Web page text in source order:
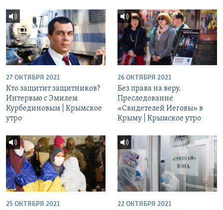
27 ОКТЯБРЯ 2021
Кто защитит защитников?
Интервью с Эмилем
Курбединовым | Крымское
утро
26 ОКТЯБРЯ 2021
Без права на веру.
Преследование
«Свидетелей Иеговы» в
Крыму | Крымское утро
25 ОКТЯБРЯ 2021 22 ОКТЯБРЯ 2021